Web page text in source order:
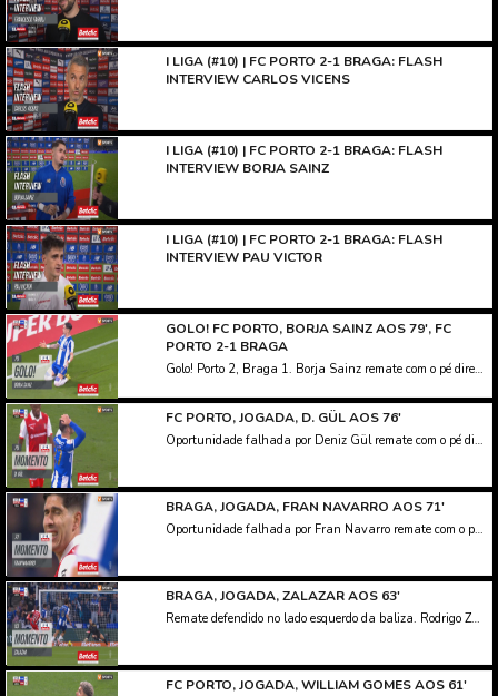
I LIGA (#10) | FC PORTO 2-1 BRAGA: FLASH
INTERVIEW CARLOS VICENS
I LIGA (#10) | FC PORTO 2-1 BRAGA: FLASH
INTERVIEW BORJA SAINZ
I LIGA (#10) | FC PORTO 2-1 BRAGA: FLASH
INTERVIEW PAU VICTOR
GOLO! FC PORTO, BORJA SAINZ AOS 79', FC
PORTO 2-1 BRAGA
Golo! Porto 2, Braga 1. Borja Sainz remate com o pé direito no coração da área.
FC PORTO, JOGADA, D. GÜL AOS 76'
Oportunidade falhada por Deniz Gül remate com o pé direito no coração da área. Assistência de Gabri Veiga.
BRAGA, JOGADA, FRAN NAVARRO AOS 71'
Oportunidade falhada por Fran Navarro remate com o pé direito no coração da área. Assistência de Ricardo Horta.
BRAGA, JOGADA, ZALAZAR AOS 63'
Remate defendido no lado esquerdo da baliza. Rodrigo Zalazar remate com o pé direito no coração da área. Assistência de Ricardo Horta.
FC PORTO, JOGADA, WILLIAM GOMES AOS 61'